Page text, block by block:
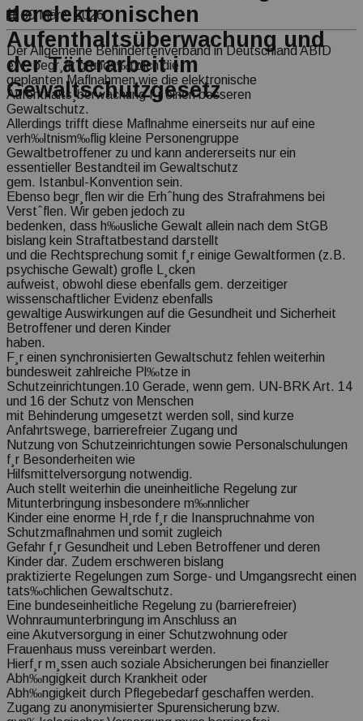
Transparenz Erklärung
derelektronischen
Aufenthaltsüberwachung und
der Täterarbeit im
Gewaltschutzgesetz
30 März, 2026
Der Allgemeine Behindertenverband in Deutschland ABID
e.V. begr¸flt grunds‰tzlich die
geplanten Maflnahmen wie die elektronische
Aufenthalts¸berwachung f¸r einen besseren
Gewaltschutz.
Allerdings trifft diese Maflnahme einerseits nur auf eine
verh‰ltnism‰flig kleine Personengruppe
Gewaltbetroffener zu und kann andererseits nur ein
essentieller Bestandteil im Gewaltschutz
gem. Istanbul-Konvention sein.
Ebenso begr¸flen wir die Erhˆhung des Strafrahmens bei
Verstˆflen. Wir geben jedoch zu
bedenken, dass h‰usliche Gewalt allein nach dem StGB
bislang kein Straftatbestand darstellt
und die Rechtsprechung somit f¸r einige Gewaltformen (z.B.
psychische Gewalt) grofle L¸cken
aufweist, obwohl diese ebenfalls gem. derzeitiger
wissenschaftlicher Evidenz ebenfalls
gewaltige Auswirkungen auf die Gesundheit und Sicherheit
Betroffener und deren Kinder
haben.
F¸r einen synchronisierten Gewaltschutz fehlen weiterhin
bundesweit zahlreiche Pl‰tze in
Schutzeinrichtungen.10 Gerade, wenn gem. UN-BRK Art. 14
und 16 der Schutz von Menschen
mit Behinderung umgesetzt werden soll, sind kurze
Anfahrtswege, barrierefreier Zugang und
Nutzung von Schutzeinrichtungen sowie Personalschulungen
f¸r Besonderheiten wie
Hilfsmittelversorgung notwendig.
Auch stellt weiterhin die uneinheitliche Regelung zur
Mitunterbringung insbesondere m‰nnlicher
Kinder eine enorme H¸rde f¸r die Inanspruchnahme von
Schutzmaflnahmen und somit zugleich
Gefahr f¸r Gesundheit und Leben Betroffener und deren
Kinder dar. Zudem erschweren bislang
praktizierte Regelungen zum Sorge- und Umgangsrecht einen
tats‰chlichen Gewaltschutz.
Eine bundeseinheitliche Regelung zu (barrierefreier)
Wohnraumunterbringung im Anschluss an
eine Akutversorgung in einer Schutzwohnung oder
Frauenhaus muss vereinbart werden.
Hierf¸r m¸ssen auch soziale Absicherungen bei finanzieller
Abh‰ngigkeit durch Krankheit oder
Abh‰ngigkeit durch Pflegebedarf geschaffen werden.
Zugang zu anonymisierter Spurensicherung bzw.